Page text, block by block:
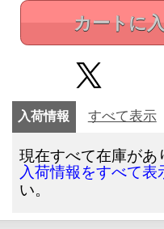
カートに
入荷情報 すべて表示
現在すべて在庫があ
入荷情報をすべて表
い。